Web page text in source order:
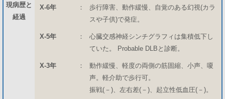
現病歴と
経過
X-6年 ：
歩行障害、動作緩慢、自覚のある幻視(カラ
スや子供)で発症。
X-5年 ：
心臓交感神経シンチグラフィは集積低下し
ていた。 Probable DLBと診断。
X-3年 ：
動作緩慢、軽度の両側の筋固縮、小声、嗄
声。軽介助で歩行可。
振戦(－)、左右差(－)、起立性低血圧(－)。